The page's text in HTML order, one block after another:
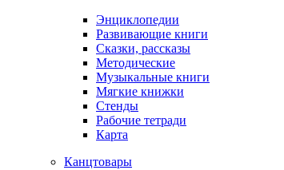
Энциклопедии
Развивающие книги
Сказки, рассказы
Методические
Музыкальные книги
Мягкие книжки
Стенды
Рабочие тетради
Карта
Канцтовары